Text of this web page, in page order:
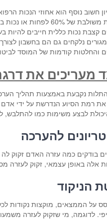
חשוב נוסף הוא אחוזי הנכות
מגורים נלקחים גם הם בחשבון
והחלטות קודמות של המוסד
מעריכים את
נקבעת באמצעות תהליך
רמת הסיוע הנדרשת על ידי אדם
לבצע משימות כמו להתלבש,
להערכה
בודקים כמה עזרה האדם זקוק
אלה באופן עצמאי, זקוק לעזרה
הניקוד
על הממצאים, מוקצות נקודות